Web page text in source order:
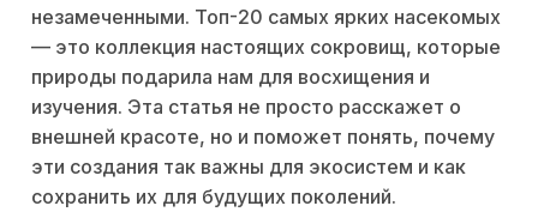
незамеченными. Топ-20 самых ярких насекомых
— это коллекция настоящих сокровищ, которые
природы подарила нам для восхищения и
изучения. Эта статья не просто расскажет о
внешней красоте, но и поможет понять, почему
эти создания так важны для экосистем и как
сохранить их для будущих поколений.